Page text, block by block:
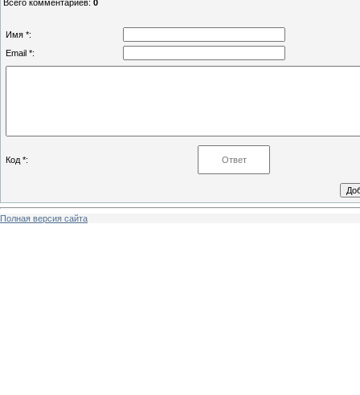
Всего комментариев: 0
Имя *:
Email *:
Код *:
Полная версия сайта